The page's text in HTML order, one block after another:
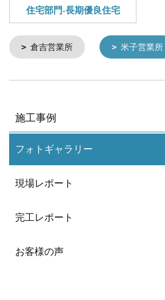
住宅部門-長期優良住宅
倉吉営業所 米子営業所
施工事例
フォトギャラリー
現場レポート
完工レポート
お客様の声